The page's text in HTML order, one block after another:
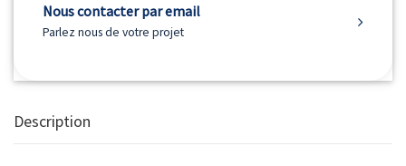
Nous contacter par email
Parlez nous de votre projet
Description